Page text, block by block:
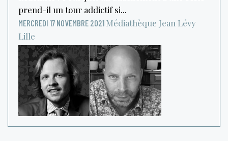
prend-il un tour addictif si...
MERCREDI 17 NOVEMBRE 2021 Médiathèque Jean Lévy
Lille